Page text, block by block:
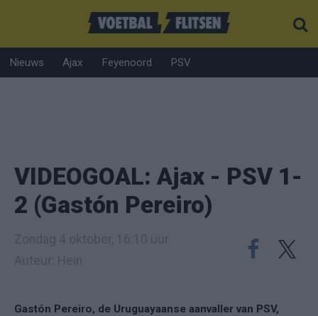
Nieuws Ajax Feyenoord PSV
VIDEOGOAL: Ajax - PSV 1-
2 (Gastón Pereiro)
Gastón Pereiro, de Uruguayaanse aanvaller van PSV,